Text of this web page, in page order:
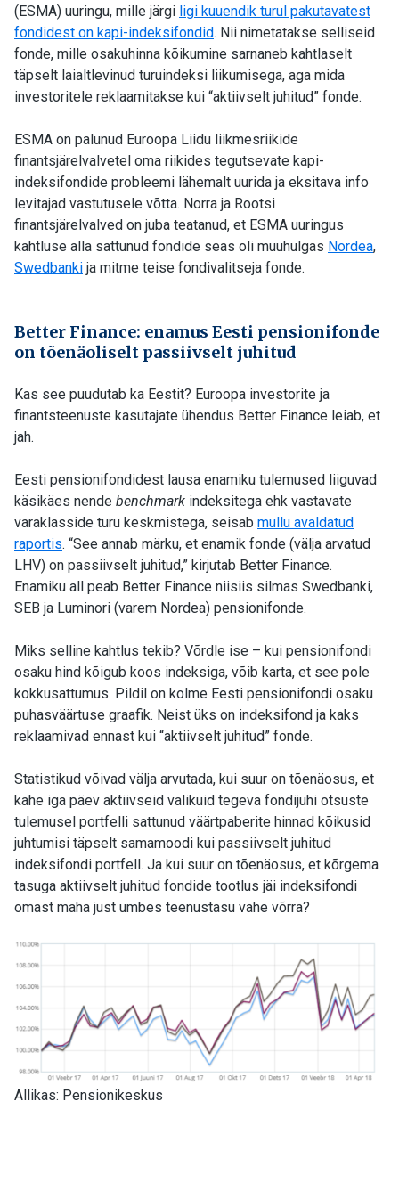
(ESMA) uuringu, mille järgi ligi kuuendik turul pakutavatest
fondidest on kapi-indeksifondid. Nii nimetatakse selliseid
fonde, mille osakuhinna kõikumine sarnaneb kahtlaselt
täpselt laialtlevinud turuindeksi liikumisega, aga mida
investoritele reklaamitakse kui “aktiivselt juhitud” fonde.
ESMA on palunud Euroopa Liidu liikmesriikide
finantsjärelvalvetel oma riikides tegutsevate kapi-
indeksifondide probleemi lähemalt uurida ja eksitava info
levitajad vastutusele võtta. Norra ja Rootsi
finantsjärelvalved on juba teatanud, et ESMA uuringus
kahtluse alla sattunud fondide seas oli muuhulgas Nordea,
Swedbanki ja mitme teise fondivalitseja fonde.
Better Finance: enamus Eesti pensionifonde
on tõenäoliselt passiivselt juhitud
Kas see puudutab ka Eestit? Euroopa investorite ja
finantsteenuste kasutajate ühendus Better Finance leiab, et
jah.
Eesti pensionifondidest lausa enamiku tulemused liiguvad
käsikäes nende benchmark indeksitega ehk vastavate
varaklasside turu keskmistega, seisab mullu avaldatud
raportis. “See annab märku, et enamik fonde (välja arvatud
LHV) on passiivselt juhitud,” kirjutab Better Finance.
Enamiku all peab Better Finance niisiis silmas Swedbanki,
SEB ja Luminori (varem Nordea) pensionifonde.
Miks selline kahtlus tekib? Võrdle ise – kui pensionifondi
osaku hind kõigub koos indeksiga, võib karta, et see pole
kokkusattumus. Pildil on kolme Eesti pensionifondi osaku
puhasväärtuse graafik. Neist üks on indeksifond ja kaks
reklaamivad ennast kui “aktiivselt juhitud” fonde.
Statistikud võivad välja arvutada, kui suur on tõenäosus, et
kahe iga päev aktiivseid valikuid tegeva fondijuhi otsuste
tulemusel portfelli sattunud väärtpaberite hinnad kõikusid
juhtumisi täpselt samamoodi kui passiivselt juhitud
indeksifondi portfell. Ja kui suur on tõenäosus, et kõrgema
tasuga aktiivselt juhitud fondide tootlus jäi indeksifondi
omast maha just umbes teenustasu vahe võrra?
Allikas: Pensionikeskus